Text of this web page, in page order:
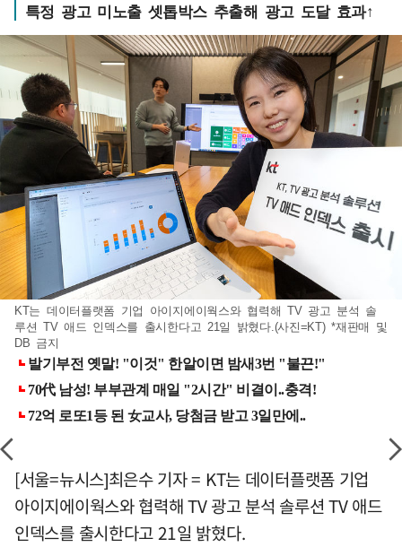
특정 광고 미노출 셋톱박스 추출해 광고 도달 효과↑
KT는 데이터플랫폼 기업 아이지에이웍스와 협력해 TV 광고 분석 솔
루션 TV 애드 인덱스를 출시한다고 21일 밝혔다.(사진=KT) *재판매 및
DB 금지
[서울=뉴시스]최은수 기자 = KT는 데이터플랫폼 기업
아이지에이웍스와 협력해 TV 광고 분석 솔루션 TV 애드
인덱스를 출시한다고 21일 밝혔다.